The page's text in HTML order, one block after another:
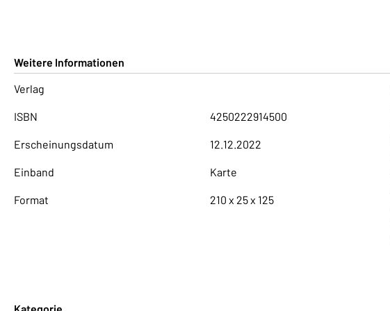
Weitere Informationen
Verlag
ISBN 4250222914500
Erscheinungsdatum 12.12.2022
Einband Karte
Format 210 x 25 x 125
Kategorie